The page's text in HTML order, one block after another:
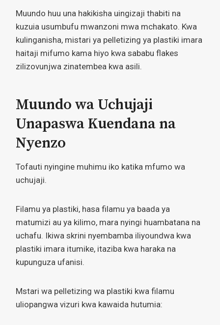
Muundo huu una hakikisha uingizaji thabiti na
kuzuia usumbufu mwanzoni mwa mchakato. Kwa
kulinganisha, mistari ya pelletizing ya plastiki imara
haitaji mifumo kama hiyo kwa sababu flakes
zilizovunjwa zinatembea kwa asili.
Muundo wa Uchujaji
Unapaswa Kuendana na
Nyenzo
Tofauti nyingine muhimu iko katika mfumo wa
uchujaji.
Filamu ya plastiki, hasa filamu ya baada ya
matumizi au ya kilimo, mara nyingi huambatana na
uchafu. Ikiwa skrini nyembamba iliyoundwa kwa
plastiki imara itumike, itaziba kwa haraka na
kupunguza ufanisi.
Mstari wa pelletizing wa plastiki kwa filamu
uliopangwa vizuri kwa kawaida hutumia: